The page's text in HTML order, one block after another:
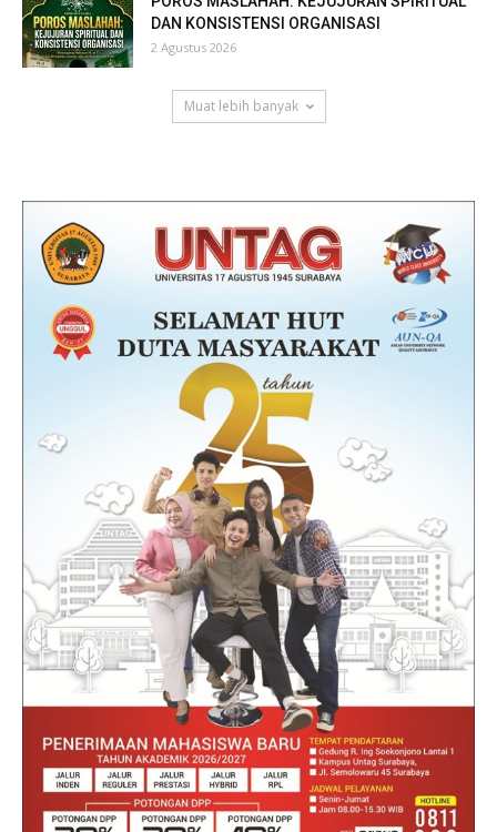
DAN KONSISTENSI ORGANISASI
2 Agustus 2026
Muat lebih banyak